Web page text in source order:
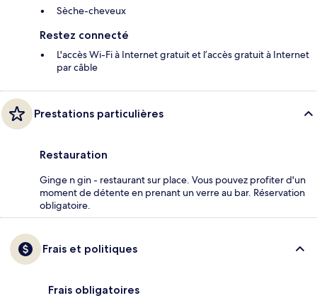
Sèche-cheveux
Restez connecté
L'accès Wi-Fi à Internet gratuit et l’accès gratuit à Internet
par câble
Prestations particulières
Restauration
Ginge n gin - restaurant sur place. Vous pouvez profiter d'un
moment de détente en prenant un verre au bar. Réservation
obligatoire.
Frais et politiques
Frais obligatoires